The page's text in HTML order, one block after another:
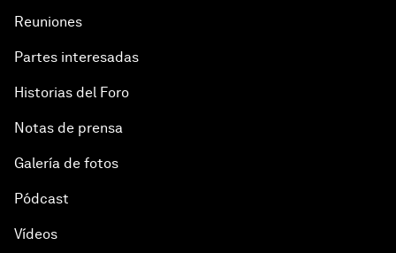
Reuniones
Partes interesadas
Historias del Foro
Notas de prensa
Galería de fotos
Pódcast
Vídeos